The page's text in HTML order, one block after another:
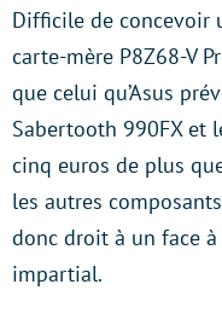
Difficile de concevoir
carte-mère P8Z68-V
que celui qu’Asus
Sabertooth 990FX et
cinq euros de plus
les autres
donc droit à un face
impartial.